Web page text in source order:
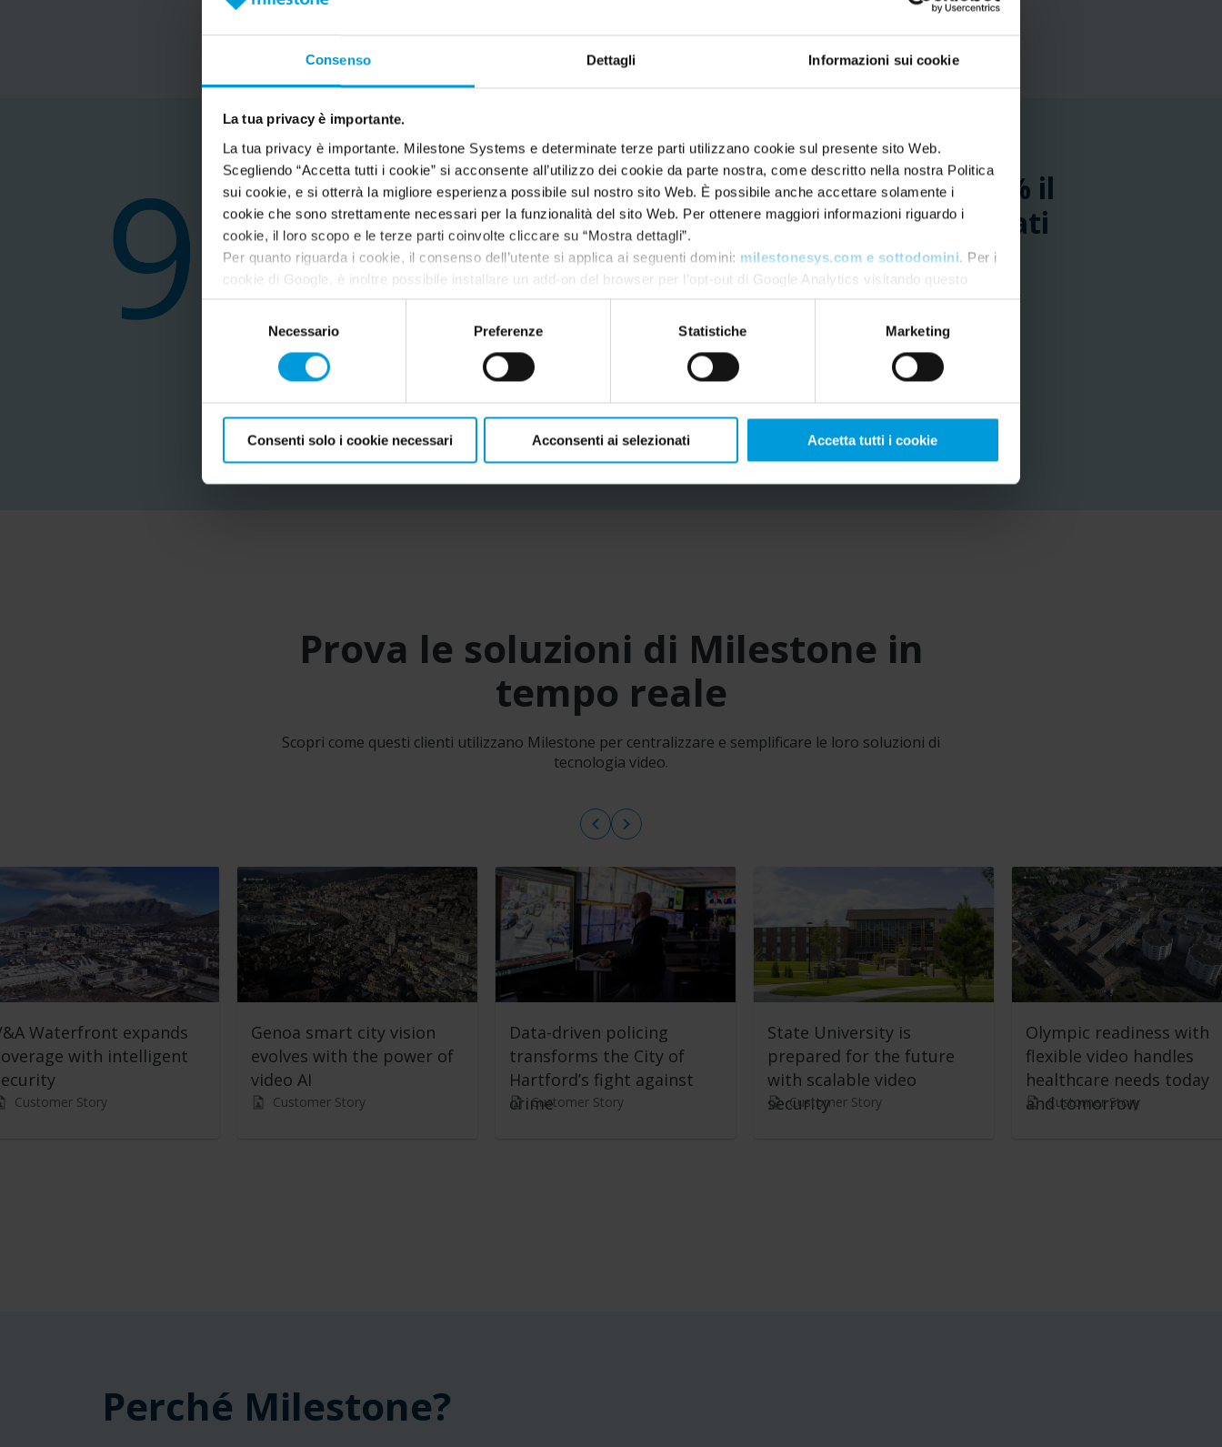
Consenso Dettagli Informazioni sui cookie
La tua privacy è importante.
La tua privacy è importante. Milestone Systems e determinate terze parti utilizzano cookie sul presente sito Web.
Scegliendo “Accetta tutti i cookie” si acconsente all’utilizzo dei cookie da parte nostra, come descritto nella nostra Politica
sui cookie, e si otterrà la migliore esperienza possibile sul nostro sito Web. È possibile anche accettare solamente i
cookie che sono strettamente necessari per la funzionalità del sito Web. Per ottenere maggiori informazioni riguardo i
cookie, il loro scopo e le terze parti coinvolte cliccare su “Mostra dettagli”.
Per quanto riguarda i cookie, il consenso dell’utente si applica ai seguenti domini: milestonesys.com e sottodomini. Per i
cookie di Google, è inoltre possibile installare un add-on del browser per l’opt-out di Google Analytics visitando questo
indirizzo:https://tools.google.com/dlpage/gaoptout?hl=en-GB. È sempre possibilemodificare il consenso.
Necessario Preferenze Statistiche Marketing
Consenti solo i cookie necessari Acconsenti ai selezionati Accetta tutti i cookie
“Milestone ha ridotto di circa il 95% il
tempo necessario per trovare filmati
specifici."
Dylan Styles, responsabile del progetto di sicurezza della città di Hobart
LEGGI LA STORIA DEL CLIENTE
Prova le soluzioni di Milestone in
tempo reale
Scopri come questi clienti utilizzano Milestone per centralizzare e semplificare le loro soluzioni di
tecnologia video.
Waterfront expands
with intelligent
Customer Story
Genoa smart city vision
evolves with the power of
video AI
Customer Story
Data-driven policing
transforms the City of
Hartford’s fight against
crimeCustomer Story
State University is
prepared for the future
with scalable video
security
Customer Story
Olympic readiness with
flexible video handles
healthcare needs today
and tomorrow
Customer Story
Perché Milestone?